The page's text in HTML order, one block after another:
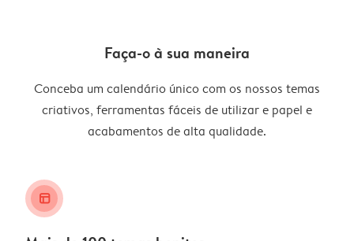
Faça-o à sua maneira
Conceba um calendário único com os nossos temas
criativos, ferramentas fáceis de utilizar e papel e
acabamentos de alta qualidade.
layout_alt